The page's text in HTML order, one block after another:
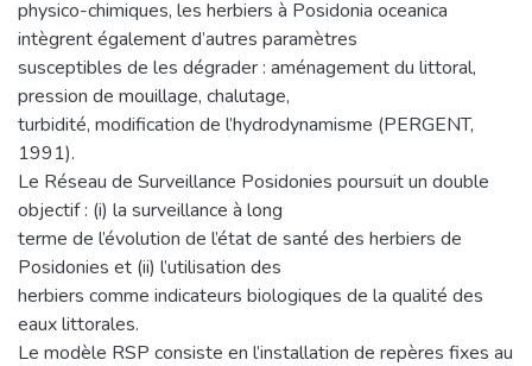
physico-chimiques, les herbiers à Posidonia oceanica
intègrent également d’autres paramètres
susceptibles de les dégrader : aménagement du littoral,
pression de mouillage, chalutage,
turbidité, modification de l’hydrodynamisme (PERGENT,
1991).
Le Réseau de Surveillance Posidonies poursuit un double
objectif : (i) la surveillance à long
terme de l’évolution de l’état de santé des herbiers de
Posidonies et (ii) l’utilisation des
herbiers comme indicateurs biologiques de la qualité des
eaux littorales.
Le modèle RSP consiste en l’installation de repères fixes au